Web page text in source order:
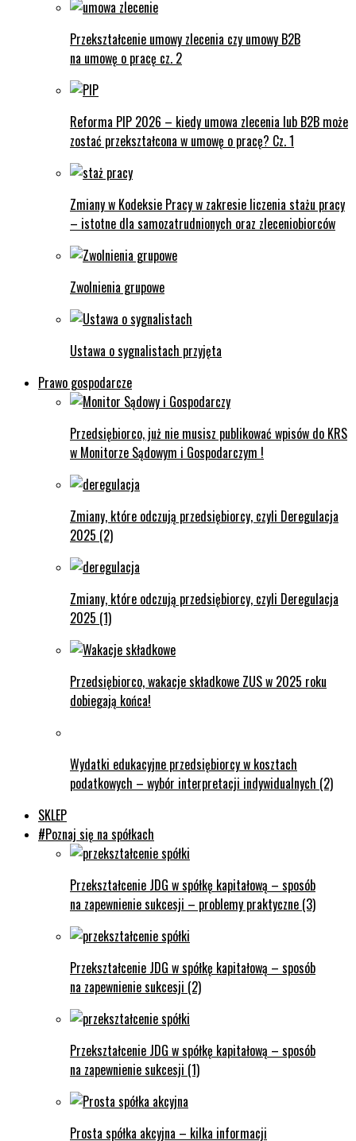
Przekształcenie umowy zlecenia czy umowy B2B
na umowę o pracę cz. 2
Reforma PIP 2026 – kiedy umowa zlecenia lub B2B może
zostać przekształcona w umowę o pracę? Cz. 1
Zmiany w Kodeksie Pracy w zakresie liczenia stażu pracy
– istotne dla samozatrudnionych oraz zleceniobiorców
Zwolnienia grupowe
Ustawa o sygnalistach przyjęta
Prawo gospodarcze
Przedsiębiorco, już nie musisz publikować wpisów do KRS
w Monitorze Sądowym i Gospodarczym !
Zmiany, które odczują przedsiębiorcy, czyli Deregulacja
2025 (2)
Zmiany, które odczują przedsiębiorcy, czyli Deregulacja
2025 (1)
Przedsiębiorco, wakacje składkowe ZUS w 2025 roku
dobiegają końca!
Wydatki edukacyjne przedsiębiorcy w kosztach
podatkowych – wybór interpretacji indywidualnych (2)
SKLEP
#Poznaj się na spółkach
Przekształcenie JDG w spółkę kapitałową – sposób
na zapewnienie sukcesji – problemy praktyczne (3)
Przekształcenie JDG w spółkę kapitałową – sposób
na zapewnienie sukcesji (2)
Przekształcenie JDG w spółkę kapitałową – sposób
na zapewnienie sukcesji (1)
Prosta spółka akcyjna – kilka informacji